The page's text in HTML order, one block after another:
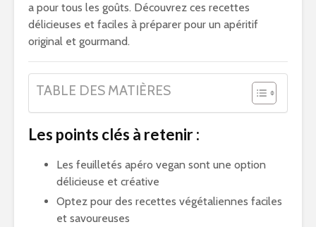
a pour tous les goûts. Découvrez ces recettes
délicieuses et faciles à préparer pour un apéritif
original et gourmand.
TABLE DES MATIÈRES
Les points clés à retenir :
Les feuilletés apéro vegan sont une option
délicieuse et créative
Optez pour des recettes végétaliennes faciles
et savoureuses